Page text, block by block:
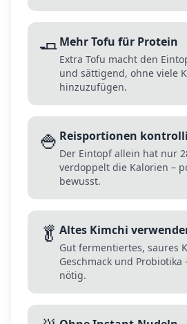
🧈Mehr Tofu für Protein
Extra Tofu macht den
und sättigend, ohne viele
hinzuzufügen.
🍚 Reisportionen
Der Eintopf allein hat nur
verdoppelt die Kalorien –
bewusst.
🥬 Altes Kimchi
Gut fermentiertes, saures
Geschmack und Probiotika
nötig.